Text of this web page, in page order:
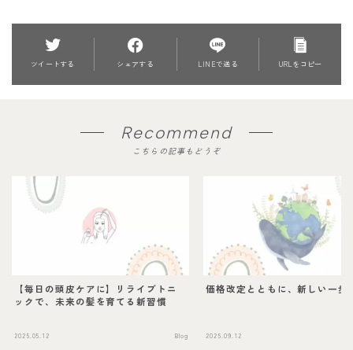
ツイートする シェアする LINEで送る URLをコピー
Recommend
こちらの記事もどうぞ
【毎日の頭皮ケアに】リライブトニ
ックで、未来の髪を育てる新習慣
2025.05.12 Blog
価格改定とともに、新しい一歩
2025.09.12